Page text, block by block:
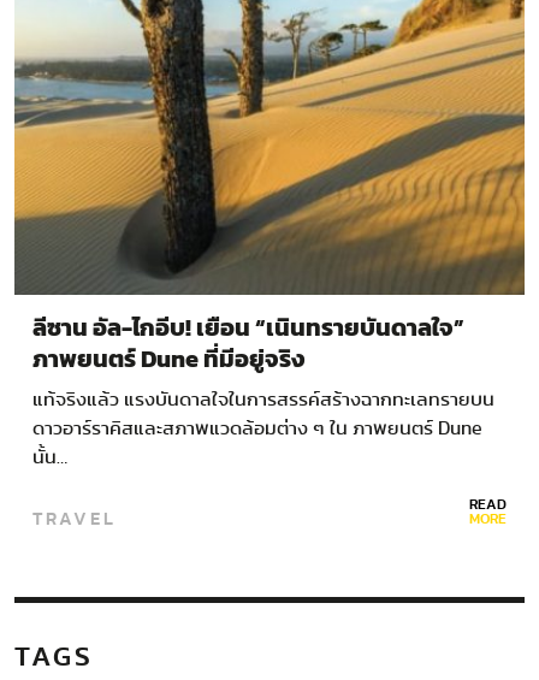
ลีซาน อัล-ไกอีบ! เยือน “เนินทรายบันดาลใจ”
ภาพยนตร์ Dune ที่มีอยู่จริง
แท้จริงแล้ว แรงบันดาลใจในการสรรค์สร้างฉากทะเลทรายบน
ดาวอาร์ราคิสและสภาพแวดล้อมต่าง ๆ ใน ภาพยนตร์ Dune
นั้น…
TRAVEL READ
MORE
TAGS